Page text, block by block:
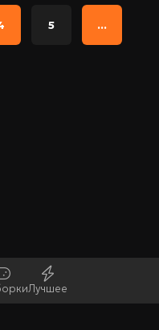
Лучшее
5 ...